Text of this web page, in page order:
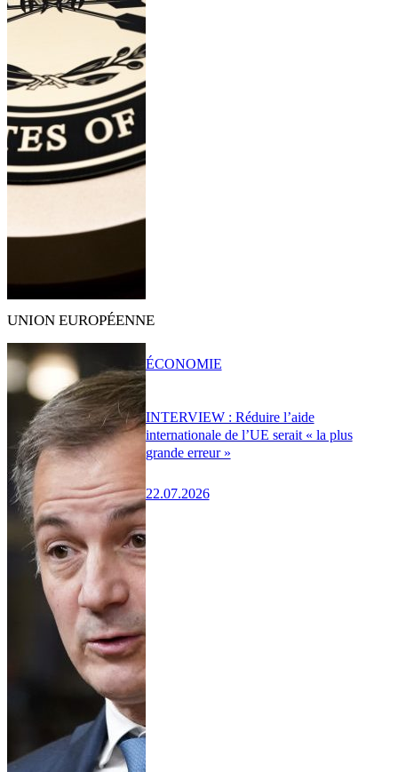
UNION EUROPÉENNE
INTERVIEW : Réduire l’aide
internationale de l’UE serait « la plus
grande erreur »
22.07.2026
ÉCONOMIE